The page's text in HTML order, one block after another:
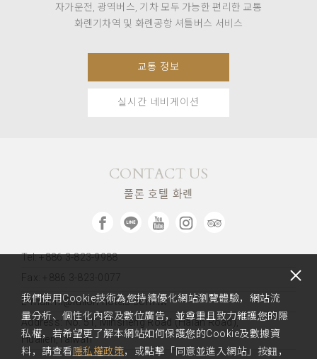
자가운전, 광역버스, 기차 모두 가능한 편리한 교통
화롄기차역 및 화롄공항 셔틀버스 서비스
교통 정보
실시간 네비게이션
CONTACT US
풀론 호텔 화롄
Tel: +886 3-823-9988
Fax: +886 3-823-0077
E-mail: hl@fullon-hotels.com.tw
Address:No. 51, Minsheng Road (Haian Road),
Hualien,Taiwan
我們使用Cookie技術為您持續優化網站瀏覽體驗，網站流
量分析、個性化內容及數位廣告，並尊重且致力維護您的隱
私權，若希望更了解本網站如何保護您的Cookie及數據資
料，請查看 隱私權政策，或點擊「同意並進入網站」按鈕，